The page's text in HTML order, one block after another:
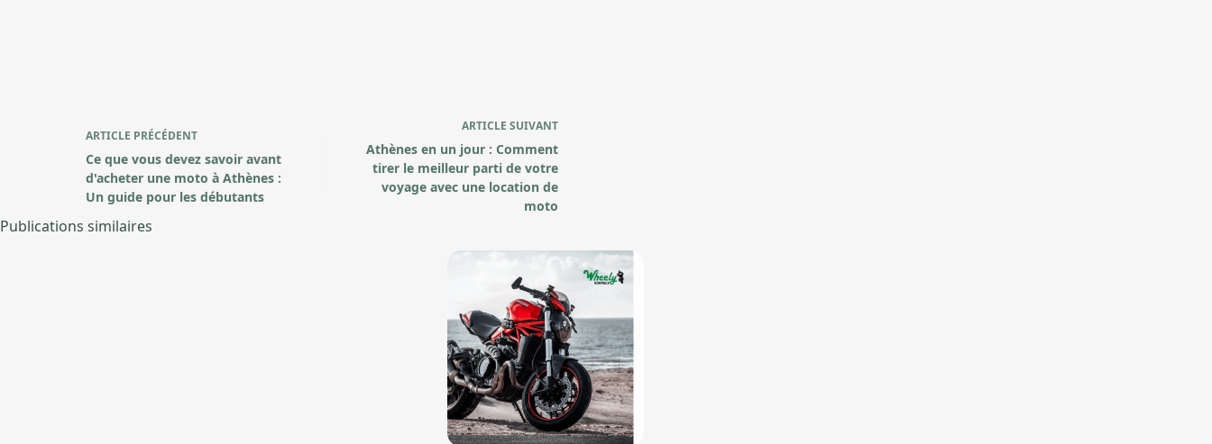
ARTICLE PRÉCÉDENT
Ce que vous devez savoir avant
d'acheter une moto à Athènes :
Un guide pour les débutants
ARTICLE SUIVANT
Athènes en un jour : Comment
tirer le meilleur parti de votre
voyage avec une location de
moto
Publications similaires